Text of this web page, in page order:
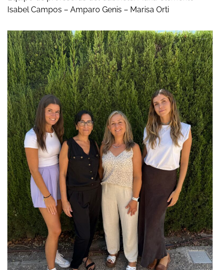
Isabel Campos – Amparo Genis – Marisa Orti